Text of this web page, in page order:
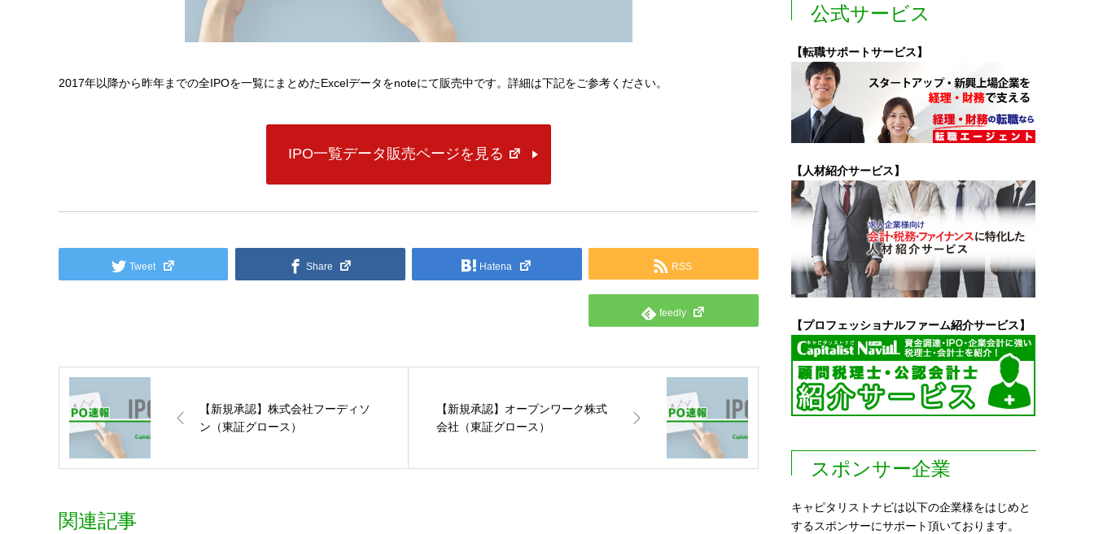
2017年以降から昨年までの全IPOを一覧にまとめたExcelデータをnoteにて販売中です。詳細は下記をご参考ください。
IPO一覧データ販売ページを見る
Tweet Share Hatena RSS
feedly
【新規承認】株式会社フーディソ
ン（東証グロース）
【新規承認】オープンワーク株式
会社（東証グロース）
関連記事
公式サービス
【転職サポートサービス】
【人材紹介サービス】
【プロフェッショナルファーム紹介サービス】
スポンサー企業
キャピタリストナビは以下の企業様をはじめと
するスポンサーにサポート頂いております。